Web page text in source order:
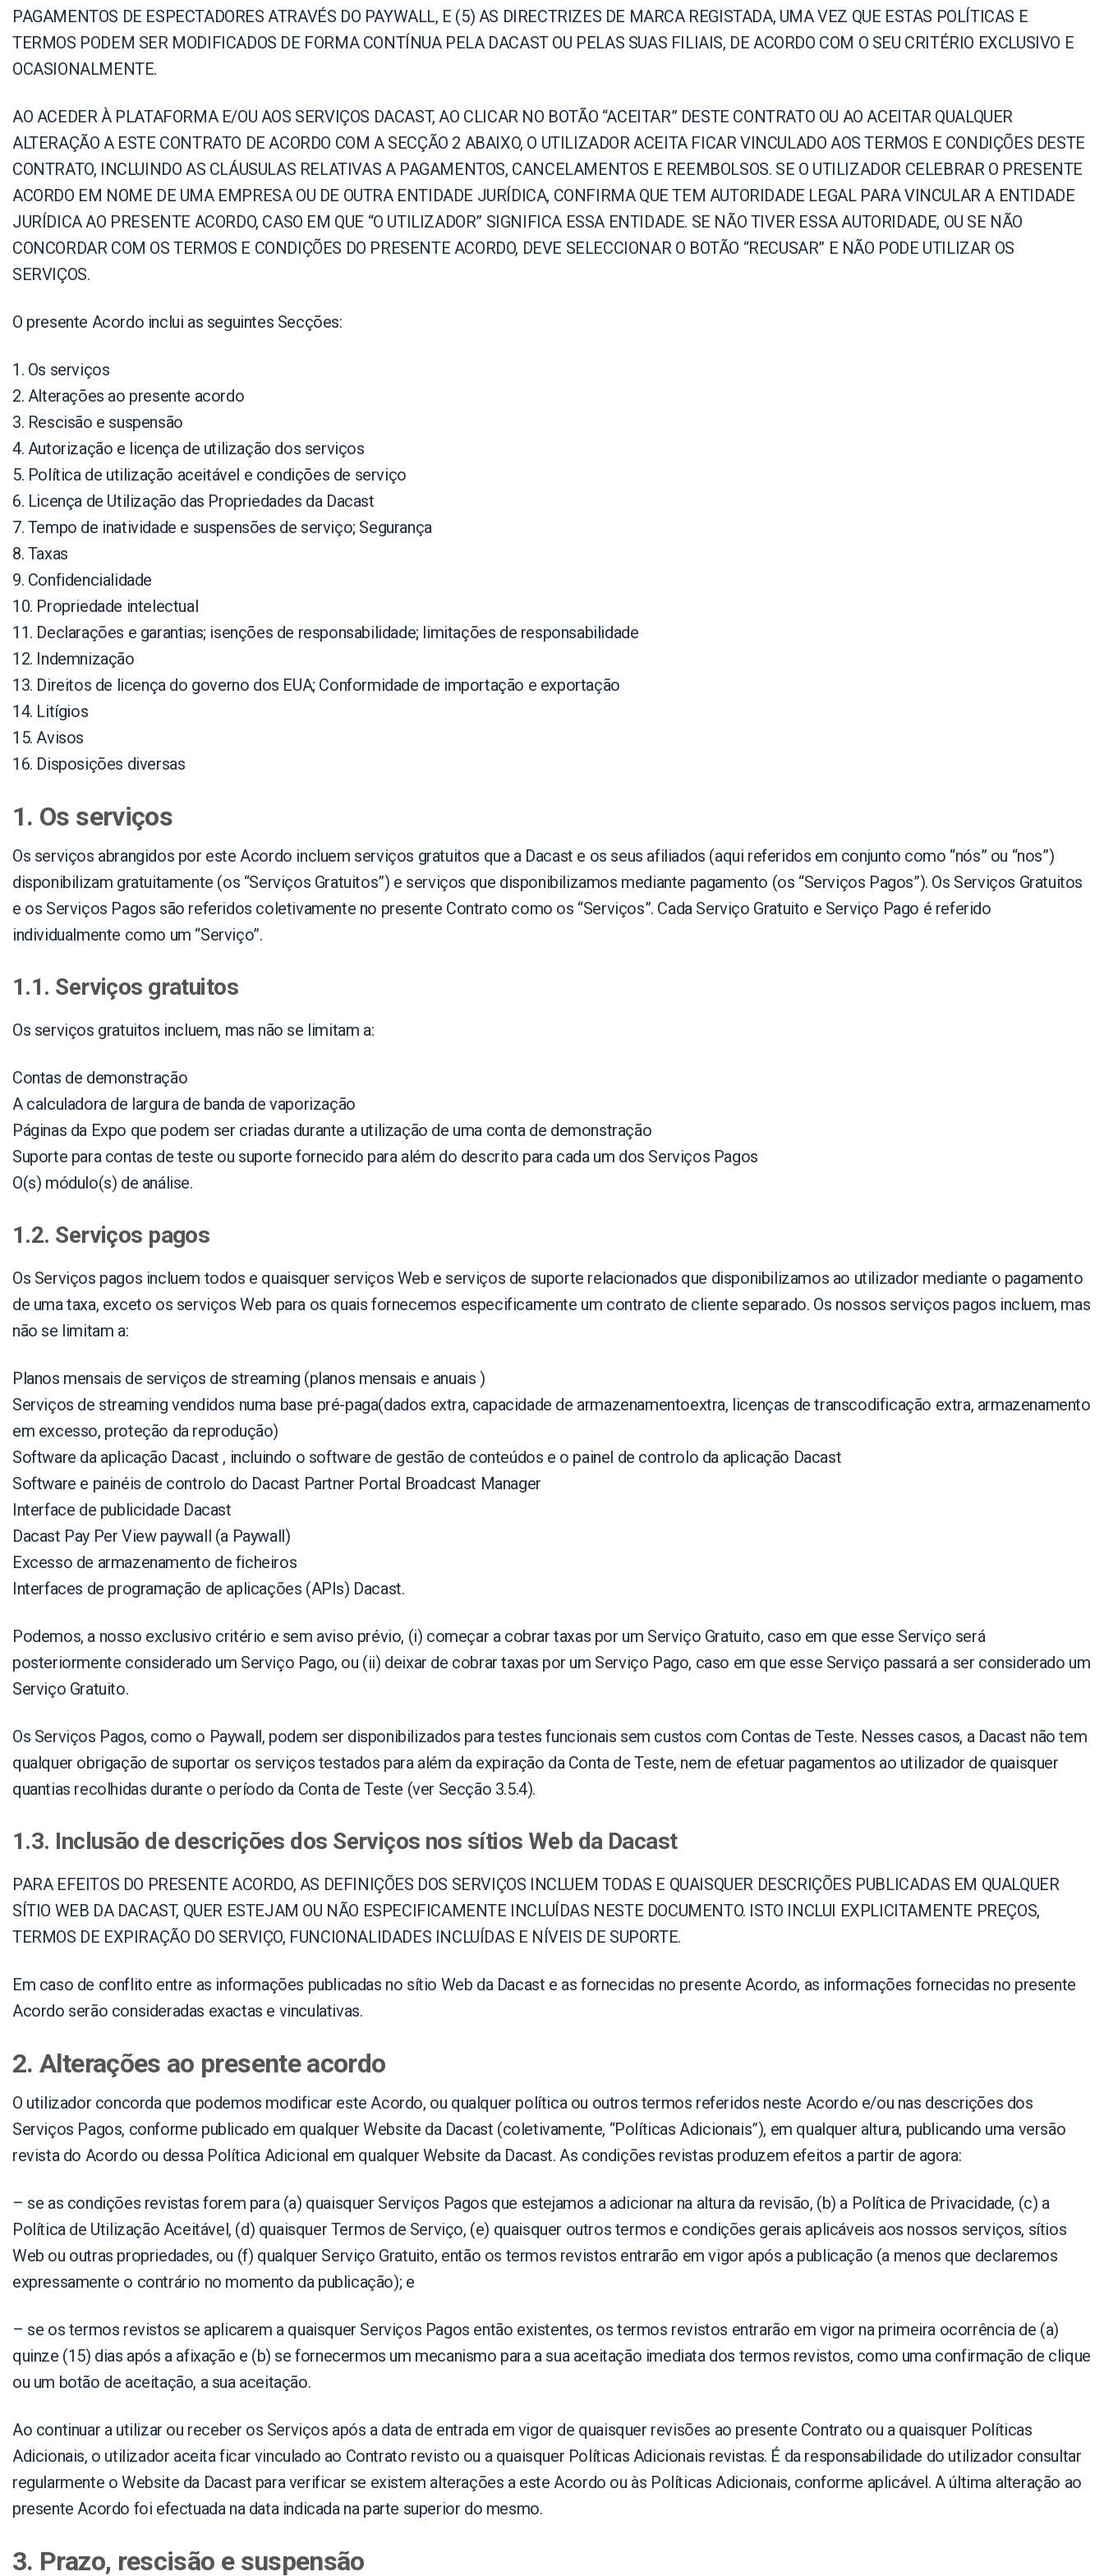
Alojamento de Vídeo Online
Video CMS
Análise de Vídeo
Monetização de Vídeo
PAGAMENTOS DE ESPECTADORES ATRAVÉS DO PAYWALL, E (5) AS DIRECTRIZES DE MARCA REGISTADA, UMA VEZ QUE ESTAS POLÍTICAS E
TERMOS PODEM SER MODIFICADOS DE FORMA CONTÍNUA PELA DACAST OU PELAS SUAS FILIAIS, DE ACORDO COM O SEU CRITÉRIO EXCLUSIVO E
OCASIONALMENTE.
AO ACEDER À PLATAFORMA E/OU AOS SERVIÇOS DACAST, AO CLICAR NO BOTÃO “ACEITAR” DESTE CONTRATO OU AO ACEITAR QUALQUER
ALTERAÇÃO A ESTE CONTRATO DE ACORDO COM A SECÇÃO 2 ABAIXO, O UTILIZADOR ACEITA FICAR VINCULADO AOS TERMOS E CONDIÇÕES DESTE
CONTRATO, INCLUINDO AS CLÁUSULAS RELATIVAS A PAGAMENTOS, CANCELAMENTOS E REEMBOLSOS. SE O UTILIZADOR CELEBRAR O PRESENTE
ACORDO EM NOME DE UMA EMPRESA OU DE OUTRA ENTIDADE JURÍDICA, CONFIRMA QUE TEM AUTORIDADE LEGAL PARA VINCULAR A ENTIDADE
JURÍDICA AO PRESENTE ACORDO, CASO EM QUE “O UTILIZADOR” SIGNIFICA ESSA ENTIDADE. SE NÃO TIVER ESSA AUTORIDADE, OU SE NÃO
CONCORDAR COM OS TERMOS E CONDIÇÕES DO PRESENTE ACORDO, DEVE SELECCIONAR O BOTÃO “RECUSAR” E NÃO PODE UTILIZAR OS
SERVIÇOS.
O presente Acordo inclui as seguintes Secções:
1. Os serviços
2. Alterações ao presente acordo
3. Rescisão e suspensão
4. Autorização e licença de utilização dos serviços
5. Política de utilização aceitável e condições de serviço
6. Licença de Utilização das Propriedades da Dacast
7. Tempo de inatividade e suspensões de serviço; Segurança
8. Taxas
9. Confidencialidade
10. Propriedade intelectual
11. Declarações e garantias; isenções de responsabilidade; limitações de responsabilidade
12. Indemnização
13. Direitos de licença do governo dos EUA; Conformidade de importação e exportação
14. Litígios
15. Avisos
16. Disposições diversas
1. Os serviços
Os serviços abrangidos por este Acordo incluem serviços gratuitos que a Dacast e os seus afiliados (aqui referidos em conjunto como “nós” ou “nos”)
disponibilizam gratuitamente (os “Serviços Gratuitos”) e serviços que disponibilizamos mediante pagamento (os “Serviços Pagos”). Os Serviços Gratuitos
e os Serviços Pagos são referidos coletivamente no presente Contrato como os “Serviços”. Cada Serviço Gratuito e Serviço Pago é referido
individualmente como um “Serviço”.
1.1. Serviços gratuitos
Os serviços gratuitos incluem, mas não se limitam a:
Contas de demonstração
A calculadora de largura de banda de vaporização
Páginas da Expo que podem ser criadas durante a utilização de uma conta de demonstração
Suporte para contas de teste ou suporte fornecido para além do descrito para cada um dos Serviços Pagos
O(s) módulo(s) de análise.
1.2. Serviços pagos
Os Serviços pagos incluem todos e quaisquer serviços Web e serviços de suporte relacionados que disponibilizamos ao utilizador mediante o pagamento
de uma taxa, exceto os serviços Web para os quais fornecemos especificamente um contrato de cliente separado. Os nossos serviços pagos incluem, mas
não se limitam a:
Planos mensais de serviços de streaming (planos mensais e anuais)
Serviços de streaming vendidos numa base pré-paga(dados extra, capacidade de armazenamentoextra, licenças de transcodificação extra, armazenamento
em excesso, proteção da reprodução)
Software da aplicação Dacast , incluindo o software de gestão de conteúdos e o painel de controlo da aplicação Dacast
Software e painéis de controlo do Dacast Partner Portal Broadcast Manager
Interface de publicidade Dacast
Dacast Pay Per View paywall (a Paywall)
Excesso de armazenamento de ficheiros
Interfaces de programação de aplicações (APIs) Dacast.
Podemos, a nosso exclusivo critério e sem aviso prévio, (i) começar a cobrar taxas por um Serviço Gratuito, caso em que esse Serviço será
posteriormente considerado um Serviço Pago, ou (ii) deixar de cobrar taxas por um Serviço Pago, caso em que esse Serviço passará a ser considerado um
Serviço Gratuito.
Os Serviços Pagos, como o Paywall, podem ser disponibilizados para testes funcionais sem custos com Contas de Teste. Nesses casos, a Dacast não tem
qualquer obrigação de suportar os serviços testados para além da expiração da Conta de Teste, nem de efetuar pagamentos ao utilizador de quaisquer
quantias recolhidas durante o período da Conta de Teste (ver Secção 3.5.4).
1.3. Inclusão de descrições dos Serviços nos sítios Web da Dacast
PARA EFEITOS DO PRESENTE ACORDO, AS DEFINIÇÕES DOS SERVIÇOS INCLUEM TODAS E QUAISQUER DESCRIÇÕES PUBLICADAS EM QUALQUER
SÍTIO WEB DA DACAST, QUER ESTEJAM OU NÃO ESPECIFICAMENTE INCLUÍDAS NESTE DOCUMENTO. ISTO INCLUI EXPLICITAMENTE PREÇOS,
TERMOS DE EXPIRAÇÃO DO SERVIÇO, FUNCIONALIDADES INCLUÍDAS E NÍVEIS DE SUPORTE.
Em caso de conflito entre as informações publicadas no sítio Web da Dacast e as fornecidas no presente Acordo, as informações fornecidas no presente
Acordo serão consideradas exactas e vinculativas.
2. Alterações ao presente acordo
O utilizador concorda que podemos modificar este Acordo, ou qualquer política ou outros termos referidos neste Acordo e/ou nas descrições dos
Serviços Pagos, conforme publicado em qualquer Website da Dacast (coletivamente, “Políticas Adicionais”), em qualquer altura, publicando uma versão
revista do Acordo ou dessa Política Adicional em qualquer Website da Dacast. As condições revistas produzem efeitos a partir de agora:
– se as condições revistas forem para (a) quaisquer Serviços Pagos que estejamos a adicionar na altura da revisão, (b) a Política de Privacidade, (c) a
Política de Utilização Aceitável, (d) quaisquer Termos de Serviço, (e) quaisquer outros termos e condições gerais aplicáveis aos nossos serviços, sítios
Web ou outras propriedades, ou (f) qualquer Serviço Gratuito, então os termos revistos entrarão em vigor após a publicação (a menos que declaremos
expressamente o contrário no momento da publicação); e
– se os termos revistos se aplicarem a quaisquer Serviços Pagos então existentes, os termos revistos entrarão em vigor na primeira ocorrência de (a)
quinze (15) dias após a afixação e (b) se fornecermos um mecanismo para a sua aceitação imediata dos termos revistos, como uma confirmação de clique
ou um botão de aceitação, a sua aceitação.
Ao continuar a utilizar ou receber os Serviços após a data de entrada em vigor de quaisquer revisões ao presente Contrato ou a quaisquer Políticas
Adicionais, o utilizador aceita ficar vinculado ao Contrato revisto ou a quaisquer Políticas Adicionais revistas. É da responsabilidade do utilizador consultar
regularmente o Website da Dacast para verificar se existem alterações a este Acordo ou às Políticas Adicionais, conforme aplicável. A última alteração ao
presente Acordo foi efectuada na data indicada na parte superior do mesmo.
3. Prazo, rescisão e suspensão